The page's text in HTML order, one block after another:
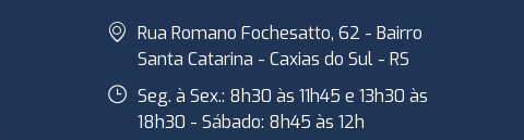
Rua Romano Fochesatto, 62 - Bairro
Santa Catarina - Caxias do Sul - RS
Seg. à Sex.: 8h30 às 11h45 e 13h30 às
18h30 - Sábado: 8h45 às 12h